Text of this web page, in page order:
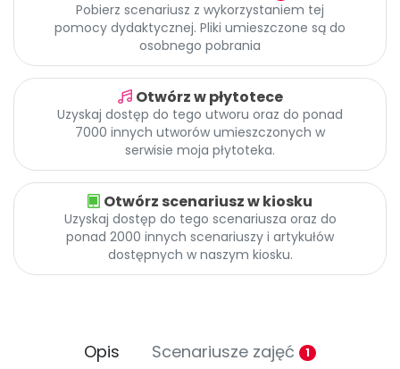
Pomoc
Promocje
Pobierz scenariusz z wykorzystaniem tej
pomocy dydaktycznej. Pliki umieszczone są do
osobnego pobrania
Otwórz w płytotece
Uzyskaj dostęp do tego utworu oraz do ponad
7000 innych utworów umieszczonych w
serwisie moja płytoteka.
Otwórz scenariusz w kiosku
Uzyskaj dostęp do tego scenariusza oraz do
ponad 2000 innych scenariuszy i artykułów
dostępnych w naszym kiosku.
Opis Scenariusze zajęć 1